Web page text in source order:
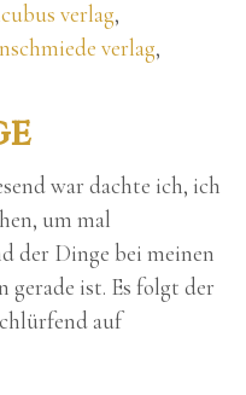
verlag,
verlag,
war dachte ich, ich
um mal
der Dinge bei meinen
ist. Es folgt der
auf